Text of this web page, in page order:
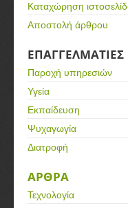
Καταχώρηση
Αποστολή άρθρου
ΕΠΑΓΓΕΛΜΑΤΙΕΣ
Παροχή υπηρεσιών
Υγεία
Εκπαίδευση
Ψυχαγωγία
Διατροφή
ΑΡΘΡΑ
Τεχνολογία